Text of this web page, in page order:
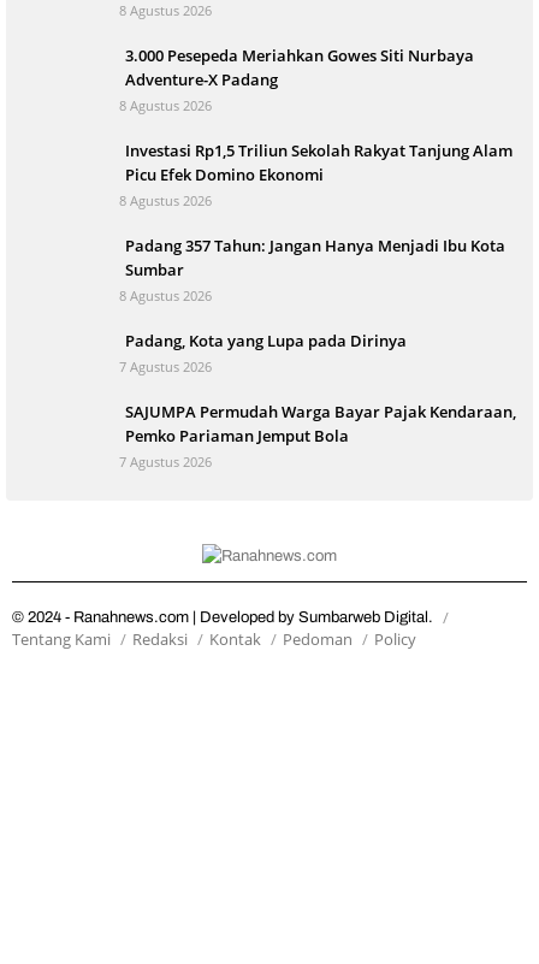
8 Agustus 2026
3.000 Pesepeda Meriahkan Gowes Siti Nurbaya
Adventure-X Padang
8 Agustus 2026
Investasi Rp1,5 Triliun Sekolah Rakyat Tanjung Alam
Picu Efek Domino Ekonomi
8 Agustus 2026
Padang 357 Tahun: Jangan Hanya Menjadi Ibu Kota
Sumbar
8 Agustus 2026
Padang, Kota yang Lupa pada Dirinya
7 Agustus 2026
SAJUMPA Permudah Warga Bayar Pajak Kendaraan,
Pemko Pariaman Jemput Bola
7 Agustus 2026
© 2024 - Ranahnews.com | Developed by Sumbarweb Digital.
Tentang Kami Redaksi Kontak Pedoman Policy